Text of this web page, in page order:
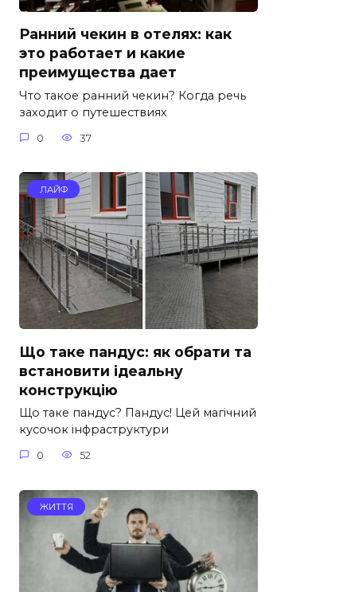
Ранний чекин в отелях: как
это работает и какие
преимущества дает
Что такое ранний чекин? Когда речь
заходит о путешествиях
0 37
ЛАЙФ
Що таке пандус: як обрати та
встановити ідеальну
конструкцію
Що таке пандус? Пандус! Цей магічний
кусочок інфраструктури
0 52
ЖИТТЯ